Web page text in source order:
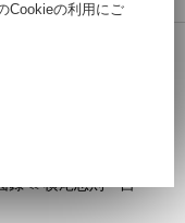
ストキュレータ
図録 横尾忠則 自
：横尾忠則【発
録≪ 横尾忠則 自
Cookieの利用にご